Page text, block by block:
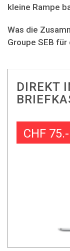
kleine Rampe
Was die
Groupe SEB
DIREKT
CHF 75.-